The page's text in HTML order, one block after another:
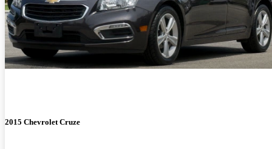
2015 Chevrolet Cruze